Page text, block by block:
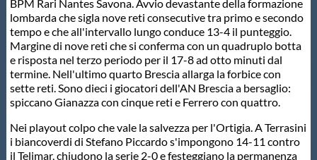
Contatti
Mappa del sito
BPM Rari Nantes Savona. Avvio devastante della formazione
lombarda che sigla nove reti consecutive tra primo e secondo
tempo e che all'intervallo lungo conduce 13-4 il punteggio.
Margine di nove reti che si conferma con un quadruplo botta
e risposta nel terzo periodo per il 17-8 ad otto minuti dal
termine. Nell'ultimo quarto Brescia allarga la forbice con
sette reti. Sono dieci i giocatori dell'AN Brescia a bersaglio:
spiccano Gianazza con cinque reti e Ferrero con quattro.
Nei playout colpo che vale la salvezza per l'Ortigia. A Terrasini
i biancoverdi di Stefano Piccardo s'impongono 14-11 contro
il Telimar, chiudono la serie 2-0 e festeggiano la permanenza